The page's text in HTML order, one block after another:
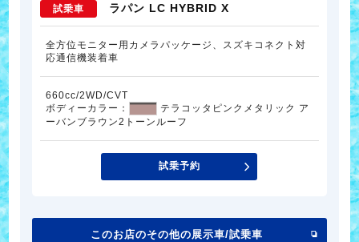
試乗車 ラパン LC HYBRID X
全方位モニター用カメラパッケージ、スズキコネクト対
応通信機装着車
660cc/2WD/CVT
ボディーカラー：
テラコッタピンクメタリック ア
ーバンブラウン2トーンルーフ
試乗予約
このお店のその他の展示車/試乗車